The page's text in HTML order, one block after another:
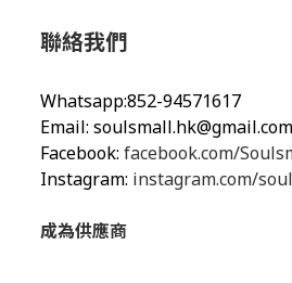
聯絡我們
Whatsapp:852-94571617
Email: soulsmall.hk@gmail.com
Facebook: facebook.com/
Instagram: instagram.com/
成為供應商